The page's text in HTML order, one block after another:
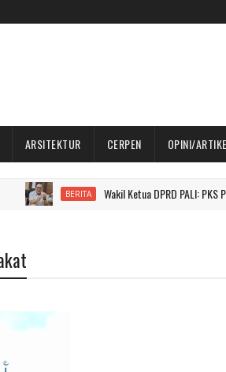
ARSITEKTUR CERPEN OPINI/
BERITA Wakil Ketua DPRD PALI: PKS PT